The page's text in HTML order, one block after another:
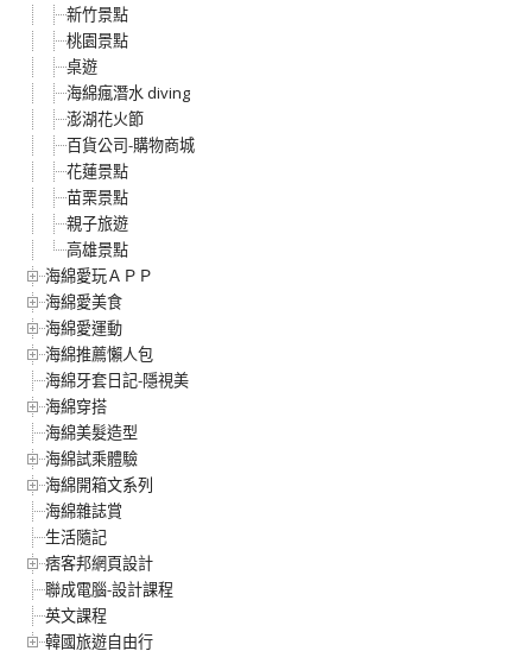
新竹景點
桃園景點
桌遊
海綿瘋潛水 diving
澎湖花火節
百貨公司-購物商城
花蓮景點
苗栗景點
親子旅遊
高雄景點
海綿愛玩ＡＰＰ
海綿愛美食
海綿愛運動
海綿推薦懶人包
海綿牙套日記-隱視美
海綿穿搭
海綿美髮造型
海綿試乘體驗
海綿開箱文系列
海綿雜誌賞
生活隨記
痞客邦網頁設計
聯成電腦-設計課程
英文課程
韓國旅遊自由行